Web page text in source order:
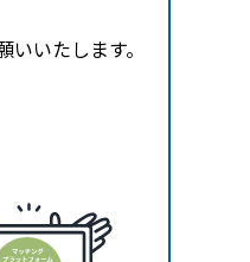
いたします。